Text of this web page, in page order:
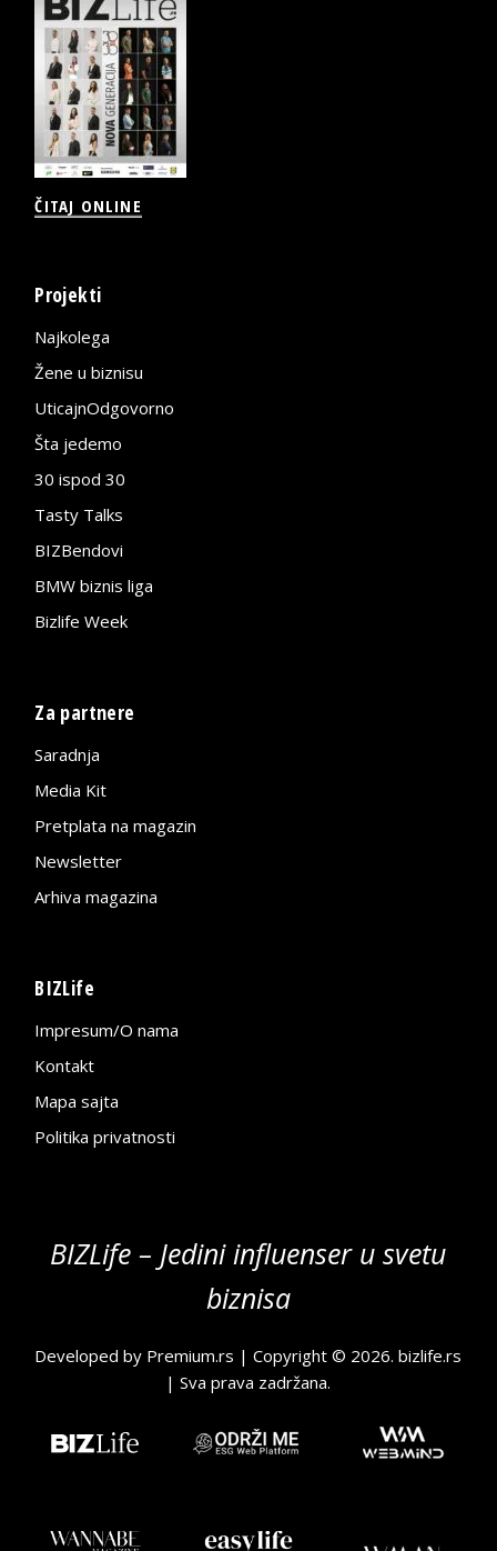
ČITAJ ONLINE
Projekti
Najkolega
Žene u biznisu
UticajnOdgovorno
Šta jedemo
30 ispod 30
Tasty Talks
BIZBendovi
BMW biznis liga
Bizlife Week
Za partnere
Saradnja
Media Kit
Pretplata na magazin
Newsletter
Arhiva magazina
BIZLife
Impresum/O nama
Kontakt
Mapa sajta
Politika privatnosti
BIZLife – Jedini influenser u svetu
biznisa
Developed by Premium.rs | Copyright © 2026.bizlife.rs
| Sva prava zadržana.